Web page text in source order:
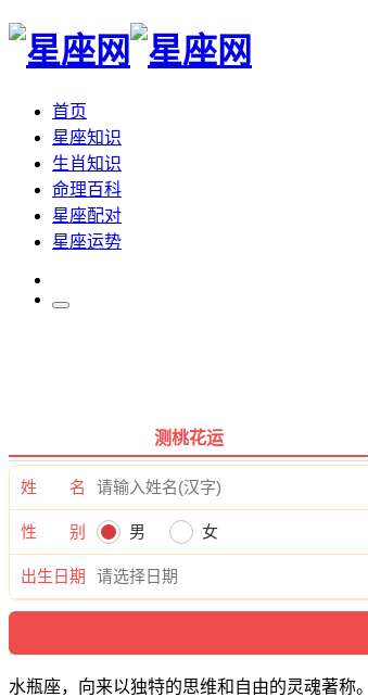
首页
星座知识
生肖知识
命理百科
星座配对
星座运势
测桃花运
姓 名
性 别 男 女
出生日期
水瓶座，向来以独特的思维和自由的灵魂著称